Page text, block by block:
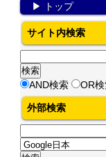
▶
トップ
サイト内検索
AND検索 OR
外部検索